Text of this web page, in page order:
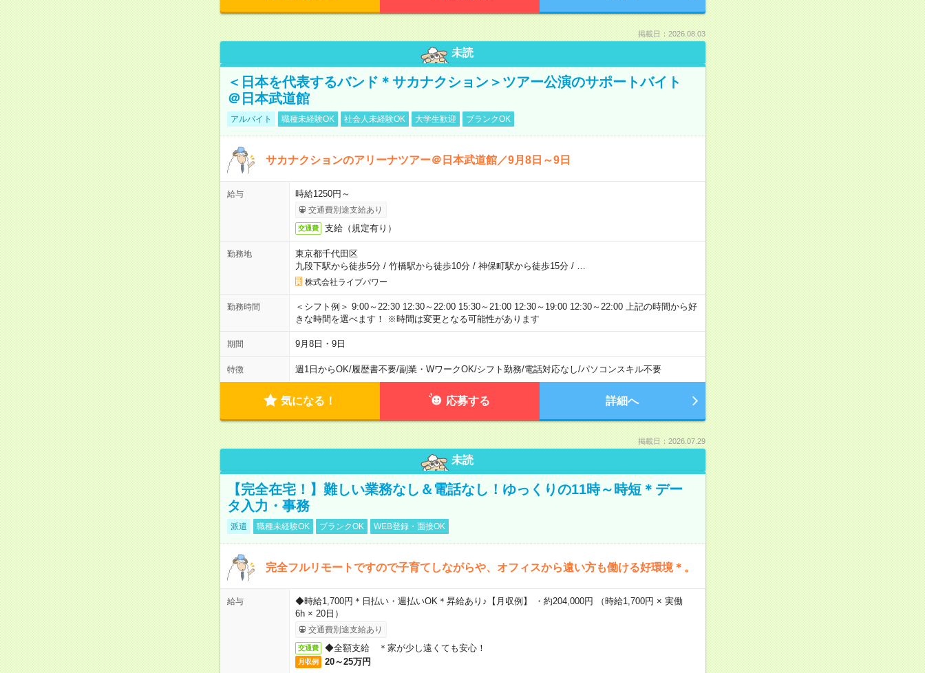
掲載日：2026.08.03
未読
＜日本を代表するバンド＊サカナクション＞ツアー公演のサポートバイト
＠日本武道館
アルバイト 職種未経験OK 社会人未経験OK 大学生歓迎 ブランクOK
サカナクションのアリーナツアー＠日本武道館／9月8日～9日
給与 時給1250円～
交通費別途支給あり
交通費 支給（規定有り）
勤務地
東京都千代田区
九段下駅から徒歩5分/ 竹橋駅から徒歩10分/ 神保町駅から徒歩15分/
株式会社ライブパワー
勤務時間
＜シフト例＞ 9:00～22:30 12:30～22:00 15:30～21:00 12:30～19:00 12:30～22:00 上記の時間から好
きな時間を選べます！ ※時間は変更となる可能性があります
期間 9月8日・9日
特徴 週1日からOK/履歴書不要/副業・WワークOK/シフト勤務/電話対応なし/パソコンスキル不要
気になる！ 応募する 詳細へ
掲載日：2026.07.29
未読
【完全在宅！】難しい業務なし＆電話なし！ゆっくりの11時～時短＊デー
タ入力・事務
派遣 職種未経験OK ブランクOK WEB登録・面接OK
完全フルリモートですので子育てしながらや、オフィスから遠い方も働ける好環境＊。
給与
◆時給1,700円＊日払い・週払いOK＊昇給あり♪【月収例】 ・約204,000円 （時給1,700円 × 実働
6h × 20日）
交通費別途支給あり
交通費 ◆全額支給 ＊家が少し遠くても安心！
月収例 20～25万円